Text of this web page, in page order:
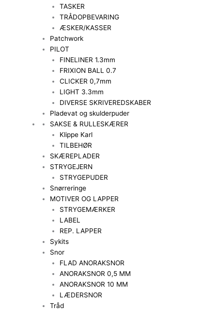
TASKER
TRÅDOPBEVARING
ÆSKER/KASSER
Patchwork
PILOT
FINELINER 1.3mm
FRIXION BALL 0.7
CLICKER 0,7mm
LIGHT 3.3mm
DIVERSE SKRIVEREDSKABER
Pladevat og skulderpuder
SAKSE & RULLESKÆRER
Klippe Karl
TILBEHØR
SKÆREPLADER
STRYGEJERN
STRYGEPUDER
Snørreringe
MOTIVER OG LAPPER
STRYGEMÆRKER
LABEL
REP. LAPPER
Sykits
Snor
FLAD ANORAKSNOR
ANORAKSNOR 0,5 MM
ANORAKSNOR 10 MM
LÆDERSNOR
Tråd